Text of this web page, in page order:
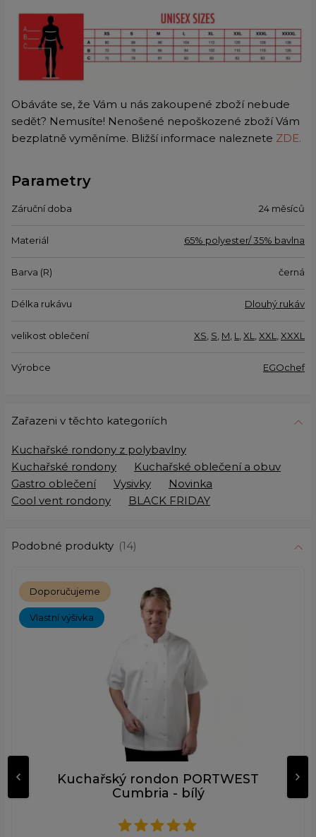
Obáváte se, že Vám u nás zakoupené zboží nebude
sedět? Nemusíte! Nenošené nepoškozené zboží Vám
bezplatně vyměníme. Bližší informace naleznete ZDE.
Parametry
Záruční doba 24 měsíců
Materiál 65% polyester/ 35% bavlna
Barva (R) černá
Délka rukávu Dlouhý rukáv
velikost oblečení XS S M L XL XXL XXXL
Výrobce EGOchef
Zařazeni v těchto kategoriích
Kuchařské rondony z polybavlny
Kuchařské rondony
Kuchařské oblečení a obuv
Gastro oblečení
Vysivky
Novinka
Cool vent rondony
BLACK FRIDAY
Podobné produkty (14)
Doporučujeme
Vlastní výšivka
Kuchařský rondon PORTWEST
Cumbria - bílý